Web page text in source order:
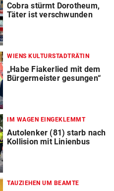
Cobra stürmt Dorotheum,
Täter ist verschwunden
WIENS KULTURSTADTRÄTIN
„Habe Fiakerlied mit dem
Bürgermeister gesungen“
IM WAGEN EINGEKLEMMT
Autolenker (81) starb nach
Kollision mit Linienbus
TAUZIEHEN UM BEAMTE